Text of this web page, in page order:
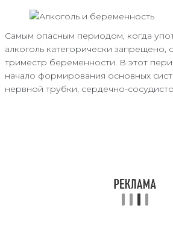
Самым опасным периодом, когда
алкоголь категорически запрещено,
триместр беременности. В этот
начало формирования основных
нервной трубки, сердечно-